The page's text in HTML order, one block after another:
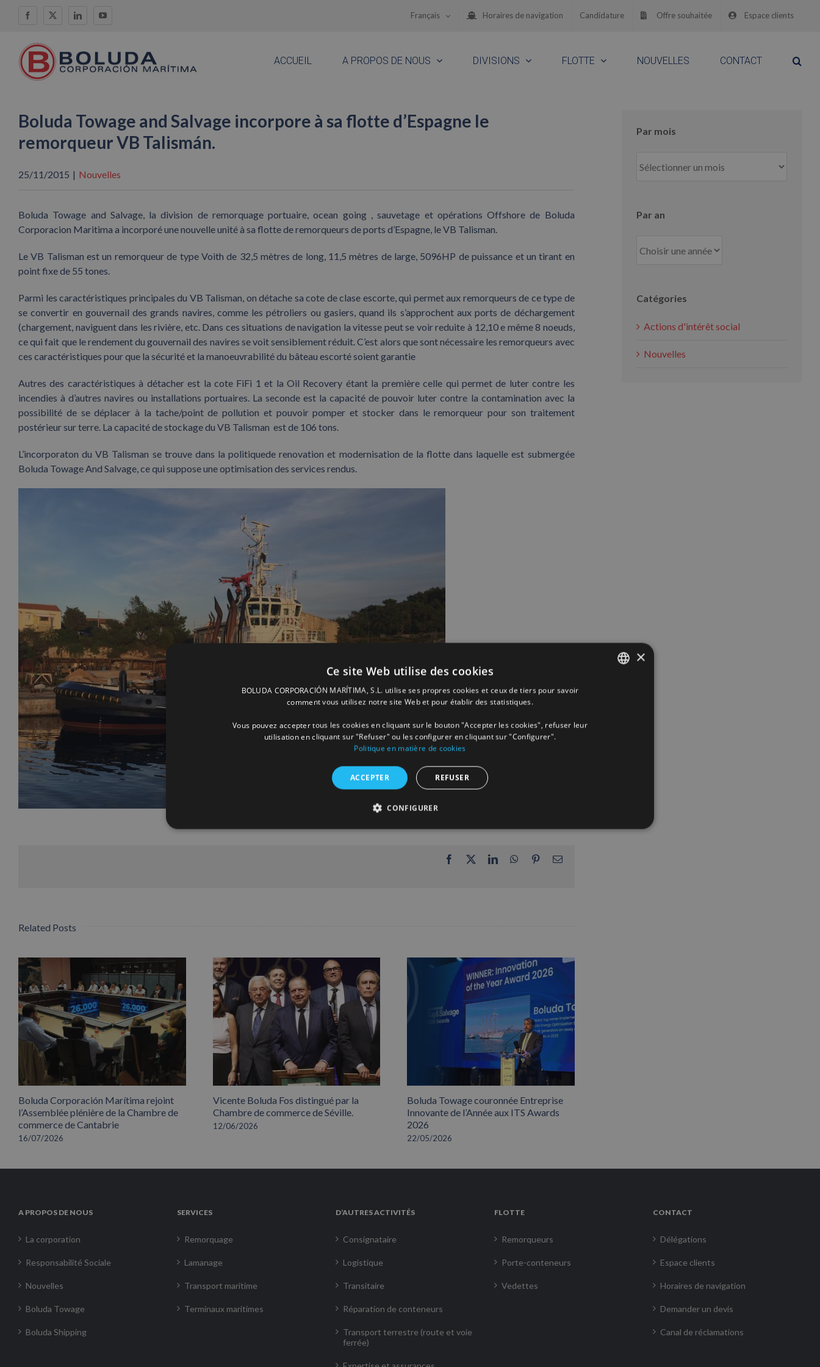
Facebook
X LinkedInYouTube Français Horaires de navigation Candidature Offre souhaitée Espace clients
ACCUEIL A PROPOS DE NOUS DIVISIONS FLOTTE NOUVELLES CONTACT
Boluda Towage and Salvage incorpore à sa flotte d’Espagne le
remorqueur VB Talismán.
25/11/2015 | Nouvelles
Boluda Towage and Salvage, la division de remorquage portuaire, ocean going , sauvetage et opérations Offshore de Boluda
Corporacion Maritima a incorporé une nouvelle unité à sa flotte de remorqueurs de ports d’Espagne, le VB Talisman.
Le VB Talisman est un remorqueur de type Voith de 32,5 mètres de long, 11,5 mètres de large, 5096HP de puissance et un tirant en
point fixe de 55 tones.
Parmi les caractéristiques principales du VB Talisman, on détache sa cote de clase escorte, qui permet aux remorqueurs de ce type de
se convertir en gouvernail des grands navires, comme les pétroliers ou gasiers, quand ils s’approchent aux ports de déchargement
(chargement, naviguent dans les rivière, etc. Dans ces situations de navigation la vitesse peut se voir reduite à 12,10 e même 8 noeuds,
ce qui fait que le rendement du gouvernail des navires se voit sensiblement réduit. C’est alors que sont nécessaire les remorqueurs avec
ces caractéristiques pour que la sécurité et la manoeuvrabilité du bâteau escorté soient garantie
Autres des caractéristiques à détacher est la cote FiFi 1 et la Oil Recovery étant la première celle qui permet de luter contre les
incendies à d’autres navires ou installations portuaires. La seconde est la capacité de pouvoir luter contre la contamination avec la
possibilité de se déplacer à la tache/point de pollution et pouvoir pomper et stocker dans le remorqueur pour son traitement
postérieur sur terre. La capacité de stockage du VB Talisman est de 106 tons.
L’incorporaton du VB Talisman se trouve dans la politiquede renovation et modernisation de la flotte dans laquelle est submergée
Boluda Towage And Salvage, ce qui suppose une optimisation des services rendus.
Facebook
X LinkedInWhatsApp
PinterestEmail
Related Posts
Boluda Corporación Marítima rejoint
l’Assemblée plénière de la Chambre de
commerce de Cantabrie
16/07/2026
Vicente Boluda Fos distingué par la
Chambre de commerce de Séville.
12/06/2026
Boluda Towage couronnée Entreprise
Innovante de l’Année aux ITS Awards
2026
22/05/2026
Par mois
mois
Par an
Catégories
Actions d'intérêt social
Nouvelles
A PROPOS DE NOUS
La corporation
Responsabilité Sociale
Nouvelles
Boluda Towage
Boluda Shipping
SERVICES
Remorquage
Lamanage
Transport maritime
Terminaux maritimes
D’AUTRES ACTIVITÉS
Consignataire
Logistique
Transitaire
Réparation de conteneurs
Transport terrestre (route et voie
ferrée)
FLOTTE
Remorqueurs
Porte-conteneurs
Vedettes
CONTACT
Délégations
Espace clients
Horaires de navigation
Demander un devis
Canal de réclamations
×
Ce site Web utilise des cookies
BOLUDA CORPORACIÓN MARÍTIMA, S.L. utilise ses propres cookies et ceux de tiers pour savoir
comment vous utilisez notre site Web et pour établir des statistiques.
Vous pouvez accepter tous les cookies en cliquant sur le bouton "Accepter les cookies", refuser leur
utilisation en cliquant sur "Refuser" ou les configurer en cliquant sur "Configurer".
Politique en matière de cookies
ACCEPTER REFUSER
CONFIGURER